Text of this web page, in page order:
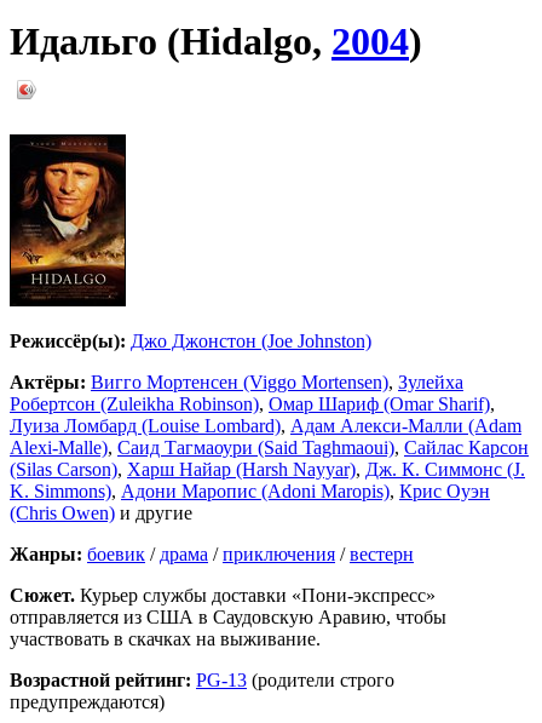
Идальго (Hidalgo, 2004)
Режиссёр(ы): Джо Джонстон (Joe Johnston)
Актёры: Вигго Мортенсен (Viggo Mortensen), Зулейха
Робертсон (Zuleikha Robinson), Омар Шариф (Omar Sharif),
Луиза Ломбард (Louise Lombard), Адам Алекси-Малли (Adam
Alexi-Malle), Саид Тагмаоури (Said Taghmaoui), Сайлас Карсон
(Silas Carson), Харш Найар (Harsh Nayyar), Дж. К. Симмонс (J.
K. Simmons), Адони Маропис (Adoni Maropis), Крис Оуэн
(Chris Owen) и другие
Жанры: боевик / драма /приключения /вестерн
Сюжет. Курьер службы доставки «Пони-экспресс»
отправляется из США в Саудовскую Аравию, чтобы
участвовать в скачках на выживание.
Возрастной рейтинг: PG-13 (родители строго
предупреждаются)